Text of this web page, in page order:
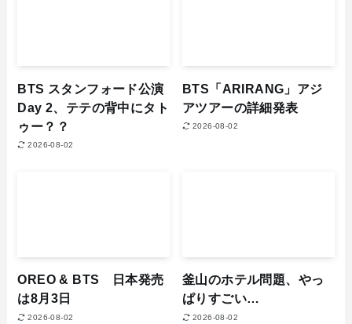
BTS スタンフォード公演
Day 2、テテの背中にタト
ゥー？？
2026-08-02
BTS「ARIRANG」アジ
アツアーの詳細発表
2026-08-02
OREO & BTS 日本発売
は8月3日
2026-08-02
釜山のホテル問題、やっ
ぱりすごい…
2026-08-02